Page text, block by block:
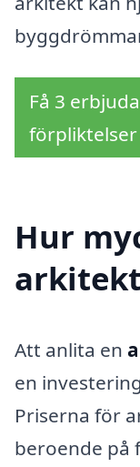
Få 3
förpliktelser
Hur
Att anlita en
en
Priserna för
beroende på